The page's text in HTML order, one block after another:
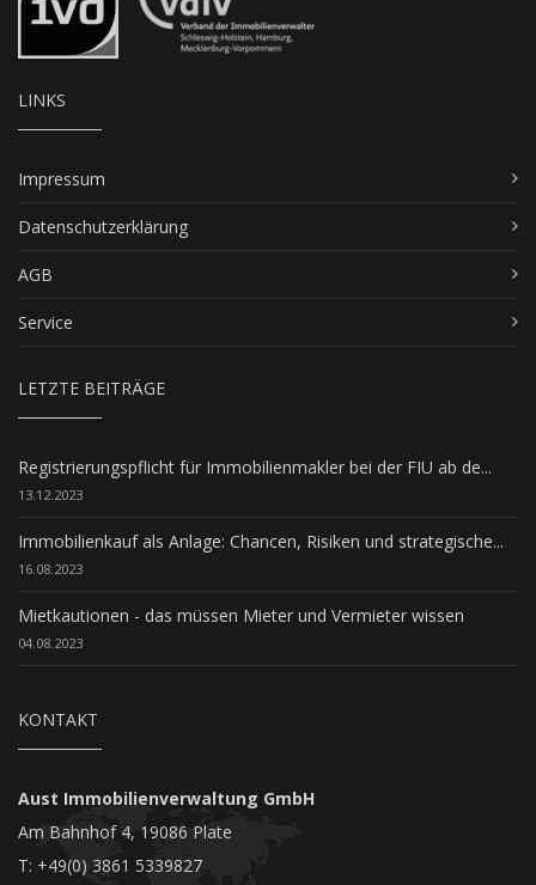
LINKS
Impressum
Datenschutzerklärung
AGB
Service
LETZTE BEITRÄGE
Registrierungspflicht für Immobilienmakler bei der FIU ab de...
13.12.2023
Immobilienkauf als Anlage: Chancen, Risiken und strategische...
16.08.2023
Mietkautionen - das müssen Mieter und Vermieter wissen
04.08.2023
KONTAKT
Aust Immobilienverwaltung GmbH
Am Bahnhof 4, 19086 Plate
T: +49(0) 3861 5339827